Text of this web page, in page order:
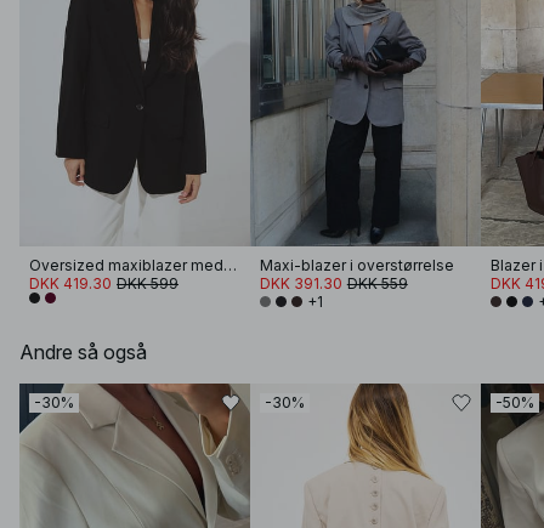
Oversized maxiblazer med en knap
DKK 419.30 DKK 599
Maxi-blazer i overstørrelse
DKK 391.30 DKK 559
+1
Blazer
DKK
Andre så også
-30% -30% -50%